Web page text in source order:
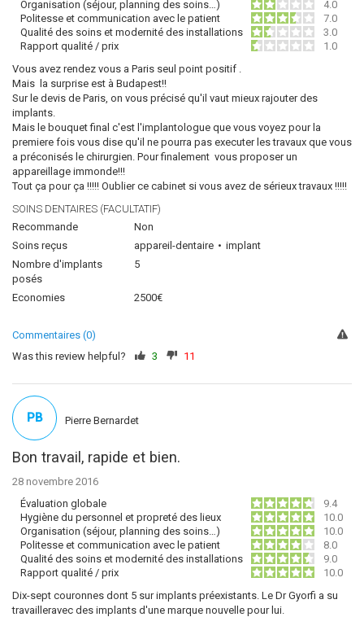
Organisation (séjour, planning des soins…)
4.0
Politesse et communication avec le patient
7.0
Qualité des soins et modernité des installations
3.0
Rapport qualité / prix
1.0
Vous avez rendez vous a Paris seul point positif .
Mais la surprise est à Budapest!!
Sur le devis de Paris, on vous précisé qu'il vaut mieux rajouter des
implants.
Mais le bouquet final c'est l'implantologue que vous voyez pour la
premiere fois vous dise qu'il ne pourra pas executer les travaux que vous
a préconisés le chirurgien. Pour finalement vous proposer un
appareillage immonde!!!
Tout ça pour ça !!!!! Oublier ce cabinet si vous avez de sérieux travaux !!!!!
SOINS DENTAIRES (FACULTATIF)
Recommande
Non
Soins reçus
appareil-dentaire
implant
Nombre d'implants
posés
5
Economies 2500€
Commentaires (0)
Was this review helpful?
3 11
Bon travail, rapide et bien.
28 novembre 2016
Évaluation globale
9.4
Hygiène du personnel et propreté des lieux
10.0
Organisation (séjour, planning des soins…)
10.0
Politesse et communication avec le patient
8.0
Qualité des soins et modernité des installations
9.0
Rapport qualité / prix
10.0
Dix-sept couronnes dont 5 sur implants préexistants. Le Dr Gyorfi a su
travailleravec des implants d'une marque nouvelle pour lui.
PB Pierre Bernardet